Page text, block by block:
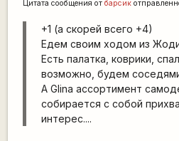
Цитата сообщения от барсик
+1 (а скорей всего +4)
Едем своим ходом из
Есть палатка, коврики,
возможно, будем
А Glina ассортимент
собирается с собой
интерес....